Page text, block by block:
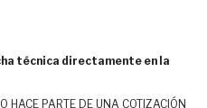
técnica directamente en la
HACE PARTE DE UNA COTIZACIÓN